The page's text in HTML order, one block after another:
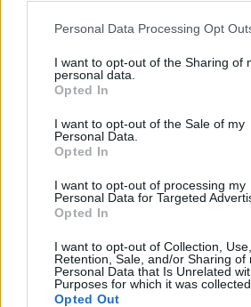
Please note that this website/app uses
not limited to your visit or usage
grant or deny consent to Google and
use your data for below specified
consent section.
Personal Data Processing Opt
I want to opt-out of the Sharing of
personal data.
Opted In
I want to opt-out of the Sale of my
Personal Data.
Opted In
I want to opt-out of processing my
Personal Data for Targeted
Opted In
I want to opt-out of Collection, Use,
Retention, Sale, and/or Sharing of
Personal Data that Is Unrelated
Purposes for which it was collected.
Opted Out